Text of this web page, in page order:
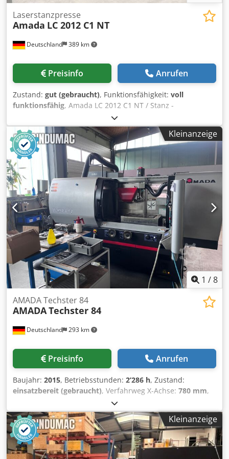
Deutschland 389 km
Laserstanzpresse
Amada LC 2012 C1 NT
Preisinfo Anrufen
Zustand: gut (gebraucht), Funktionsfähigkeit: voll
funktionsfähig, Amada LC 2012 C1 NT / Stanz -
Lasermaschine, Baujahr 2012, Steuerung AMNG - Fanuc
Series, Stanzkraft 200 KN, Stanzbereich 2.500 x 1.270 mm,
Laserleistung 2.500 W, Laserschneidbereich 2000 x 1270
mm, Djdszp D H Depfx Ahzeck Verfahrbereich Z Achse 100
mm, max. Tischlast 150 Kg, Revolveraufnahmen 46
Stationen,
Kleinanzeige
1 /8
Deutschland 293 km
AMADA Techster 84
AMADATechster 84
Preisinfo Anrufen
Baujahr: 2015, Betriebsstunden: 2’286 h, Zustand:
einsatzbereit (gebraucht), Verfahrweg X-Achse: 780 mm,
450 mm, Steuerungshersteller:
FANUC, Steuerungsmodell:Series 32i-MODEL B,
Gesamtgewicht:5’000 kg, Leistung des Spindelmotors:
7’500 W, Tischlänge:700 mm, Tischbreite:400 mm, Anzahl
der Achsen:3, Diese 3-Achsen-Flachschleifmaschine vom
Typ AMADA Techster 84 wurde im Jahr 2015 hergestellt.
Kleinanzeige